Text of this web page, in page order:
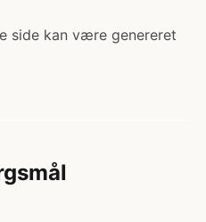
side kan være genereret